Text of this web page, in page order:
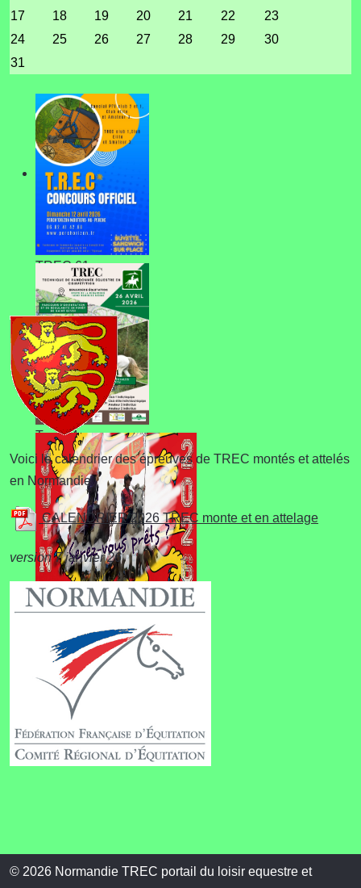
17
18 19 20 21 22
23
24
25 26 27 28 29
30
31
TREC 61
Trec 14
Championnat de
Voici le calendrier des épreuves de TREC montés et attelés
en Normandie
CALENDRIER 2026 TREC monte et en attelage
version 7 janvier 26
© 2026 Normandie TREC portail du loisir equestre et